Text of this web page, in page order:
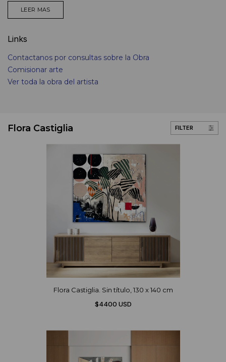
LEER MAS
Links
Contactanos por consultas sobre la Obra
Comisionar arte
Ver toda la obra del artista
Flora Castiglia FILTER
Flora Castiglia. Sin título, 130 x 140 cm
$4400 USD